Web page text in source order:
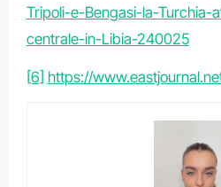
Tripoli-e-Bengasi-la-Turchia-
centrale-in-Libia-240025
[6] https://